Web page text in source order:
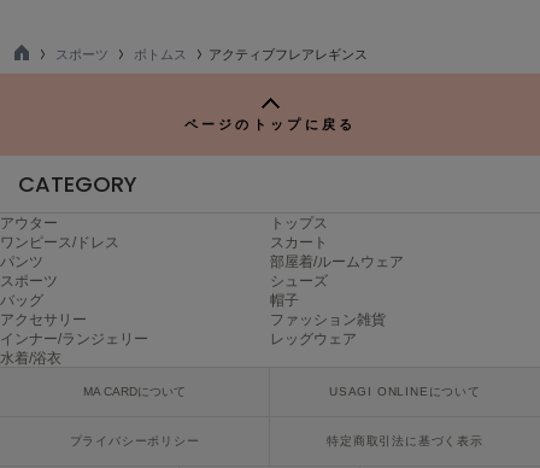
オン
オルグ
ORR
オル
PATRICK
パトリック
フィリーチョコレート
TO
スポーツ ボトムス アクティブフレアレギンス
ページのトップに戻る
CATEGORY
アウター
トップス
ワンピース/ドレス
スカート
パンツ
部屋着/ルームウェア
スポーツ
シューズ
バッグ
帽子
アクセサリー
ファッション雑貨
インナー/ランジェリー
レッグウェア
水着/浴衣
MA CARDについて USAGI ONLINEについて
プライバシーポリシー 特定商取引法に基づく表示